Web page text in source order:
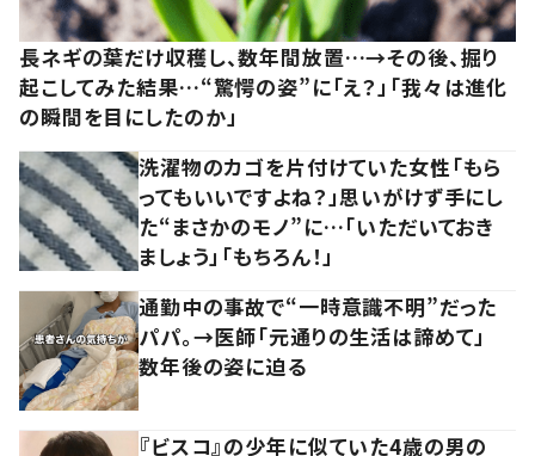
長ネギの葉だけ収穫し、数年間放置…→その後、掘り
起こしてみた結果…“驚愕の姿”に「え？」「我々は進化
の瞬間を目にしたのか」
洗濯物のカゴを片付けていた女性「もら
ってもいいですよね？」思いがけず手にし
た“まさかのモノ”に…「いただいておき
ましょう」「もちろん！」
通勤中の事故で“一時意識不明”だった
パパ。→医師「元通りの生活は諦めて」
数年後の姿に迫る
『ビスコ』の少年に似ていた4歳の男の